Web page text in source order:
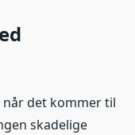
det kommer til
skadelige